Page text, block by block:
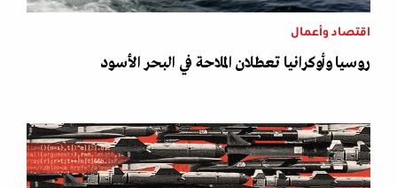
اقتصاد وأعمال
روسيا وأوكرانيا تعطلان الملاحة في البحر الأسود